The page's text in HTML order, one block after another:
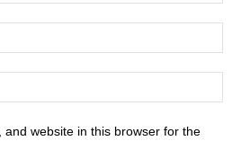
and website in this browser for the